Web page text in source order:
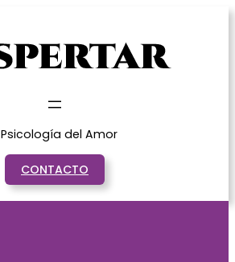
Psicología del Amor
CONTACTO